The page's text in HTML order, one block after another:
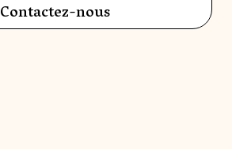
Contactez-nous